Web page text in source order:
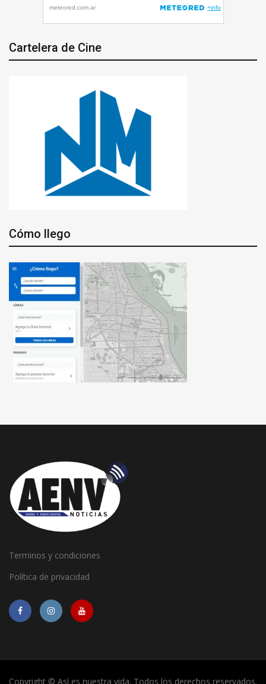
Cartelera de Cine
Cómo llego
Terminos y condiciones
Política de privacidad
Copyright © Así es nuestra vida. Todos los derechos reservados.